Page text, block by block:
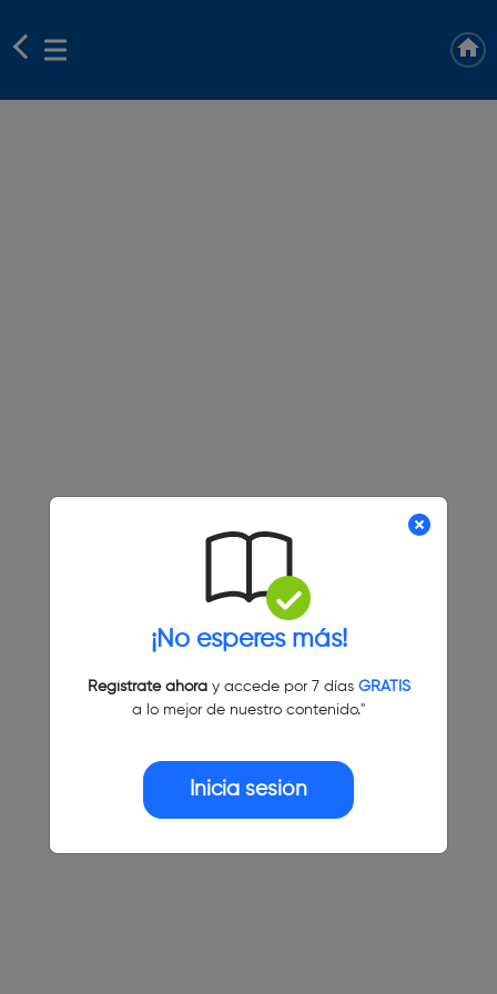
¡No esperes más!
Regístrate ahoray accede por 7 días GRATIS
a lo mejor de nuestro contenido."
Inicia sesión